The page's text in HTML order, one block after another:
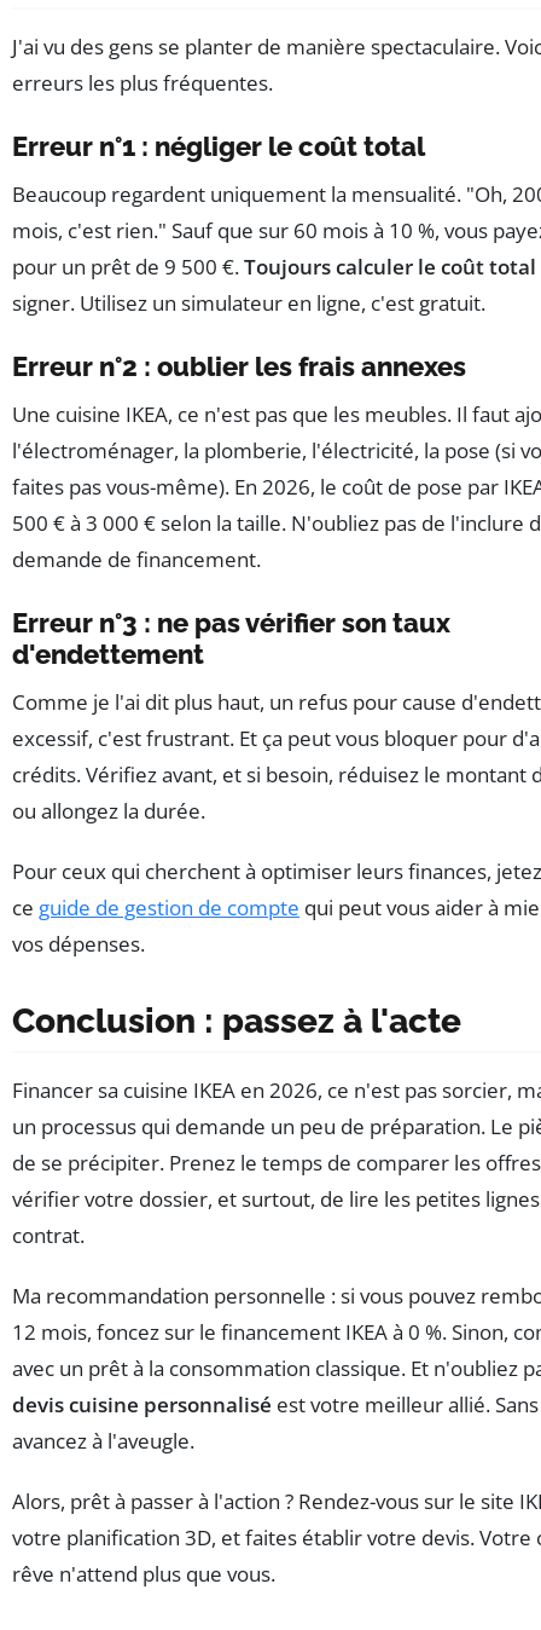
J'ai vu des gens se planter de manière spectaculaire.
erreurs les plus fréquentes.
Erreur n°1 : négliger le coût total
Beaucoup regardent uniquement la mensualité. "Oh,
mois, c'est rien." Sauf que sur 60 mois à 10 %, vous
pour un prêt de 9 500 €.Toujours calculer le coût total
signer. Utilisez un simulateur en ligne, c'est gratuit.
Erreur n°2 : oublier les frais annexes
Une cuisine IKEA, ce n'est pas que les meubles. Il faut
l'électroménager, la plomberie, l'électricité, la pose (si
faites pas vous-même). En 2026, le coût de pose par
500 € à 3 000 € selon la taille. N'oubliez pas de l'inclure
demande de financement.
Erreur n°3 : ne pas vérifier son taux
d'endettement
Comme je l'ai dit plus haut, un refus pour cause
excessif, c'est frustrant. Et ça peut vous bloquer pour
crédits. Vérifiez avant, et si besoin, réduisez le montant
ou allongez la durée.
Pour ceux qui cherchent à optimiser leurs finances,
ce guide de gestion de compte qui peut vous aider à
vos dépenses.
Conclusion : passez à l'acte
Financer sa cuisine IKEA en 2026, ce n'est pas sorcier,
un processus qui demande un peu de préparation. Le
de se précipiter. Prenez le temps de comparer les
vérifier votre dossier, et surtout, de lire les petites
contrat.
Ma recommandation personnelle : si vous pouvez
12 mois, foncez sur le financement IKEA à 0 %. Sinon,
avec un prêt à la consommation classique. Et n'oubliez
devis cuisine personnalisé est votre meilleur allié.
avancez à l'aveugle.
Alors, prêt à passer à l'action ? Rendez-vous sur le site
votre planification 3D, et faites établir votre devis. Votre
rêve n'attend plus que vous.